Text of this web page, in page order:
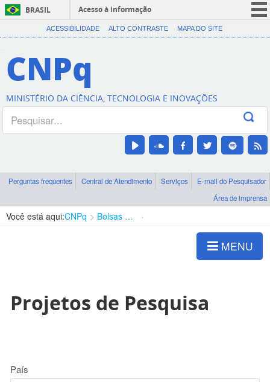
BRASIL
Acesso à informação
CORONAVÍRUS (COVID-19)
Canais
ACESSIBILIDADE ALTO CONTRASTE MAPA DO SITE
CNPq
MINISTÉRIO DA CIÊNCIA, TECNOLOGIA E INOVAÇÕES
Perguntas frequentes Central de Atendimento Serviços
E-mail do Pesquisador
Área de imprensa
Você está aqui:CNPq Bolsas e Auxílios Vigentes
MENU
Projetos de Pesquisa
País